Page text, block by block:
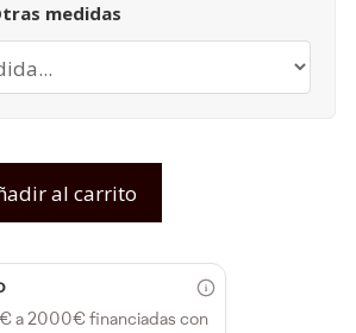
medidas
al carrito
a 2000€ financiadas con